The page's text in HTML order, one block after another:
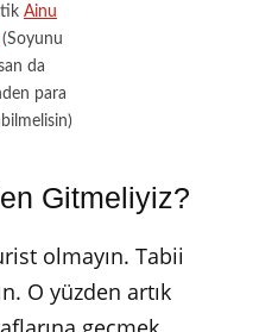
Ainu
(Soyunu
da
para
Gitmeliyiz?
olmayın. Tabii
O yüzden artık